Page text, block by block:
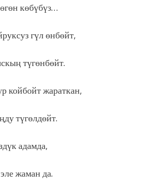
көбүбүз…
гүл өнбөйт,
түгөнбөйт.
койбойт жараткан,
түгөлдөйт.
адамда,
жаман да.